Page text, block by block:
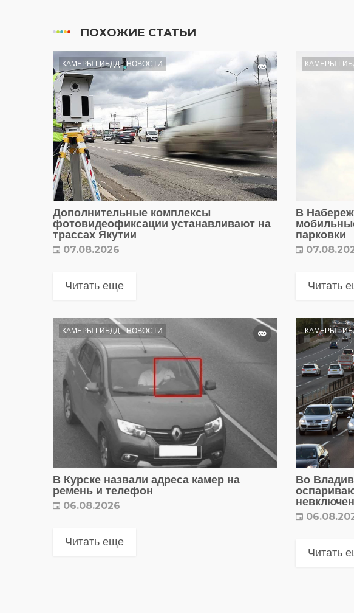
ПОХОЖИЕ СТАТЬИ
КАМЕРЫ ГИБДД НОВОСТИ
Дополнительные комплексы
фотовидеофиксации устанавливают на
трассах Якутии
07.08.2026
Читать еще
КАМЕРЫ
В
парковки
Читать
КАМЕРЫ ГИБДД НОВОСТИ
В Курске назвали адреса камер на
ремень и телефон
06.08.2026
Читать еще
КАМЕРЫ
Во
Читать